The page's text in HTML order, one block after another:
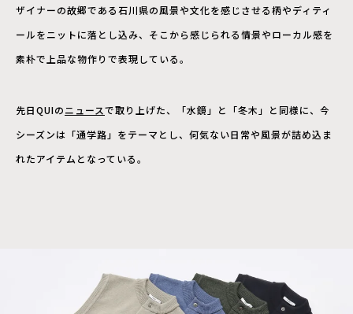
ザイナーの故郷である石川県の風景や文化を感じさせる柄やディティ
ールをニットに落とし込み、そこから感じられる情景やローカル感を
素朴で上品な物作りで表現している。
先日QUIのニュースで取り上げた、「水鏡」と「冬木」と同様に、今
シーズンは「通学路」をテーマとし、何気ない日常や風景が詰め込ま
れたアイテムとなっている。